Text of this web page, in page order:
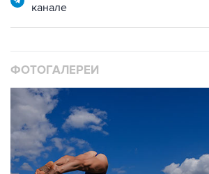
канале
ФОТОГАЛЕРЕИ